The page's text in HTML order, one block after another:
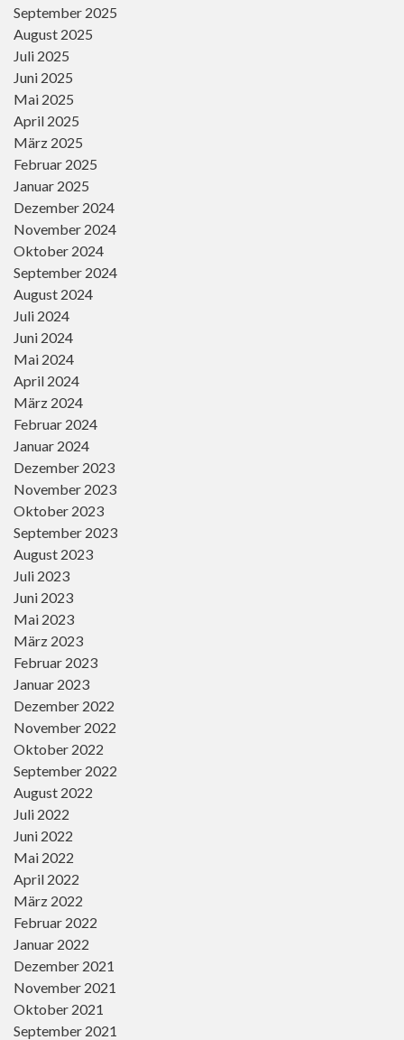
September 2025
August 2025
Juli 2025
Juni 2025
Mai 2025
April 2025
März 2025
Februar 2025
Januar 2025
Dezember 2024
November 2024
Oktober 2024
September 2024
August 2024
Juli 2024
Juni 2024
Mai 2024
April 2024
März 2024
Februar 2024
Januar 2024
Dezember 2023
November 2023
Oktober 2023
September 2023
August 2023
Juli 2023
Juni 2023
Mai 2023
März 2023
Februar 2023
Januar 2023
Dezember 2022
November 2022
Oktober 2022
September 2022
August 2022
Juli 2022
Juni 2022
Mai 2022
April 2022
März 2022
Februar 2022
Januar 2022
Dezember 2021
November 2021
Oktober 2021
September 2021